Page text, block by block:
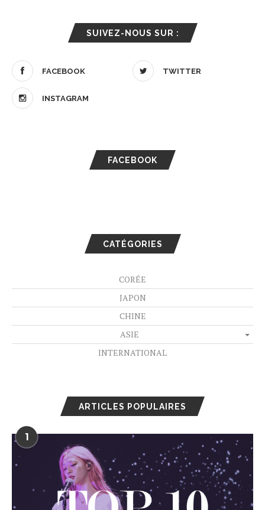
SUIVEZ-NOUS SUR :
FACEBOOK TWITTER
INSTAGRAM
FACEBOOK
CATÉGORIES
CORÉE
JAPON
CHINE
ASIE
INTERNATIONAL
ARTICLES POPULAIRES
1